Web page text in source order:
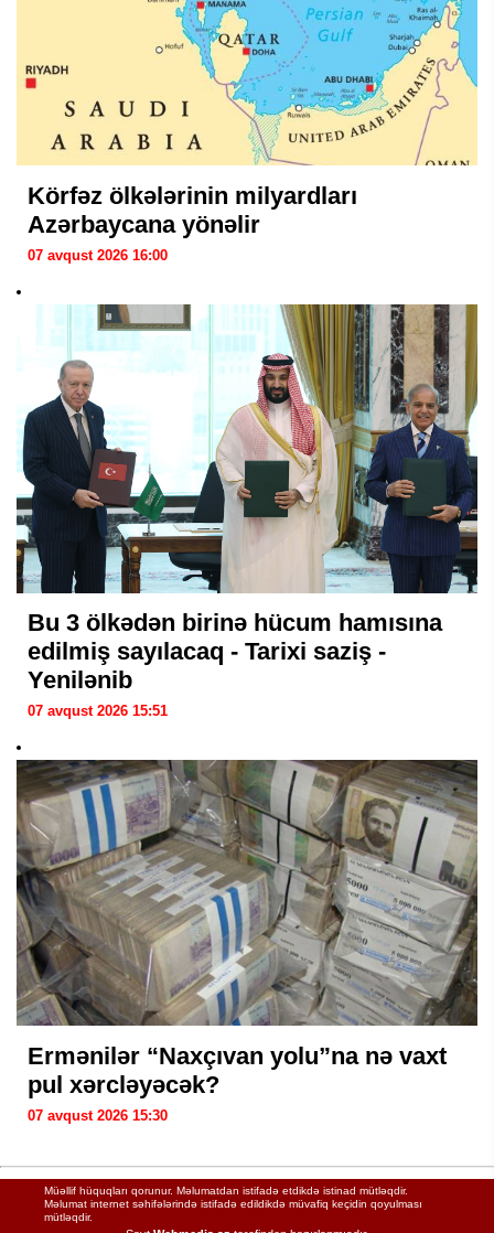
Körfəz ölkələrinin milyardları
Azərbaycana yönəlir
07 avqust 2026 16:00
Bu 3 ölkədən birinə hücum hamısına
edilmiş sayılacaq - Tarixi saziş -
Yenilənib
07 avqust 2026 15:51
Ermənilər “Naxçıvan yolu”na nə vaxt
pul xərcləyəcək?
07 avqust 2026 15:30
Müəllif hüquqları qorunur. Məlumatdan istifadə etdikdə istinad mütləqdir.
Məlumat internet səhifələrində istifadə edildikdə müvafiq keçidin qoyulması
mütləqdir.